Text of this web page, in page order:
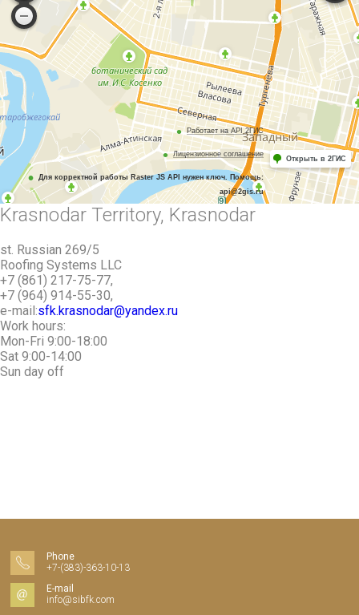
Работает на API 2ГИС
Лицензионное соглашение
Для корректной работы Raster JS API нужен ключ. Помощь:
api@2gis.ru
Открыть в 2ГИС
Krasnodar Territory, Krasnodar
st. Russian 269/5
Roofing Systems LLC
+7 (861) 217-75-77,
+7 (964) 914-55-30,
e-mail:sfk.krasnodar@yandex.ru
Work hours:
Mon-Fri 9:00-18:00
Sat 9:00-14:00
Sun day off
Phone
+7-(383)-363-10-13
E-mail
info@sibfk.com